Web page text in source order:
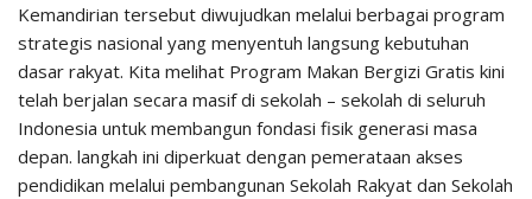
Kemandirian tersebut diwujudkan melalui berbagai program
strategis nasional yang menyentuh langsung kebutuhan
dasar rakyat. Kita melihat Program Makan Bergizi Gratis kini
telah berjalan secara masif di sekolah – sekolah di seluruh
Indonesia untuk membangun fondasi fisik generasi masa
depan. langkah ini diperkuat dengan pemerataan akses
pendidikan melalui pembangunan Sekolah Rakyat dan Sekolah